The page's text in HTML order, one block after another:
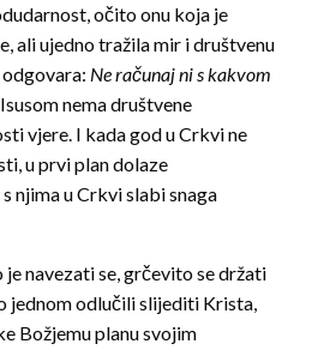
očito onu koja je
ali ujedno tražila mir i društvenu
Ne računaj ni s kakvom
nema društvene
vjere. I kada god u Crkvi ne
u prvi plan dolaze
njima u Crkvi slabi snaga
navezati se, grčevito se držati
jednom odlučili slijediti Krista,
Božjemu planu svojim